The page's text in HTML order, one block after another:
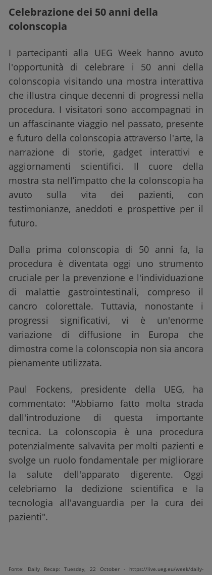
Celebrazione dei 50 anni della
colonscopia
I partecipanti alla UEG Week hanno avuto
l'opportunità di celebrare i 50 anni della
colonscopia visitando una mostra interattiva
che illustra cinque decenni di progressi nella
procedura. I visitatori sono accompagnati in
un affascinante viaggio nel passato, presente
e futuro della colonscopia attraverso l'arte, la
narrazione di storie, gadget interattivi e
aggiornamenti scientifici. Il cuore della
mostra sta nell’impatto che la colonscopia ha
avuto sulla vita dei pazienti, con
testimonianze, aneddoti e prospettive per il
futuro.
Dalla prima colonscopia di 50 anni fa, la
procedura è diventata oggi uno strumento
cruciale per la prevenzione e l'individuazione
di malattie gastrointestinali, compreso il
cancro colorettale. Tuttavia, nonostante i
progressi significativi, vi è un'enorme
variazione di diffusione in Europa che
dimostra come la colonscopia non sia ancora
pienamente utilizzata.
Paul Fockens, presidente della UEG, ha
commentato: "Abbiamo fatto molta strada
dall'introduzione di questa importante
tecnica. La colonscopia è una procedura
potenzialmente salvavita per molti pazienti e
svolge un ruolo fondamentale per migliorare
la salute dell'apparato digerente. Oggi
celebriamo la dedizione scientifica e la
tecnologia all'avanguardia per la cura dei
pazienti".
Fonte: Daily Recap: Tuesday, 22 October - https://live.ueg.eu/week/daily-